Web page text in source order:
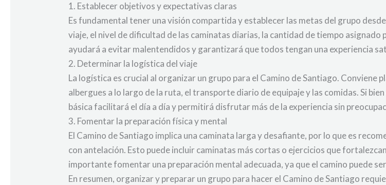
1. Establecer objetivos y expectativas claras
Es fundamental tener una visión compartida y establecer las metas del grupo
viaje, el nivel de dificultad de las caminatas diarias, la cantidad de tiempo
ayudará a evitar malentendidos y garantizará que todos tengan una experiencia
2. Determinar la logística del viaje
La logística es crucial al organizar un grupo para el Camino de Santiago. Conviene
albergues a lo largo de la ruta, el transporte diario de equipaje y las comidas. Si
básica facilitará el día a día y permitirá disfrutar más de la experiencia sin
3. Fomentar la preparación física y mental
El Camino de Santiago implica una caminata larga y desafiante, por lo que es
con antelación. Esto puede incluir caminatas más cortas o ejercicios que
importante fomentar una preparación mental adecuada, ya que el camino puede
En resumen, organizar y preparar un grupo para hacer el Camino de Santiago